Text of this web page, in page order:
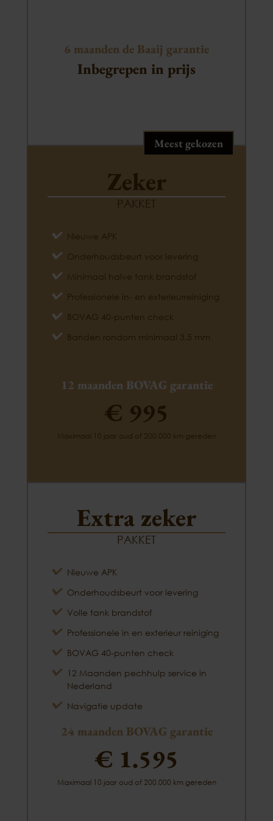
6 maanden de Baaij garantie
Inbegrepen in prijs
Meest gekozen
Zeker
PAKKET
Nieuwe APK
Onderhoudsbeurt voor levering
Minimaal halve tank brandstof
Professionele in- en exterieurreiniging
BOVAG 40-punten check
Banden rondom minimaal 3,5 mm
12 maanden BOVAG garantie
€ 995
Maximaal 10 jaar oud of 200.000 km gereden
Extra zeker
PAKKET
Nieuwe APK
Onderhoudsbeurt voor levering
Volle tank brandstof
Professionele in en exterieur reiniging
BOVAG 40-punten check
12 Maanden pechhulp service in
Nederland
Navigatie update
24 maanden BOVAG garantie
€ 1.595
Maximaal 10 jaar oud of 200.000 km gereden